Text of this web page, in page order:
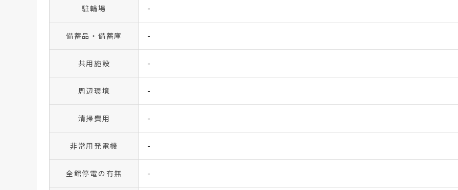
駐輪場 -
備蓄品・備蓄庫 -
共用施設 -
周辺環境 -
清掃費用 -
非常用発電機 -
全館停電の有無 -